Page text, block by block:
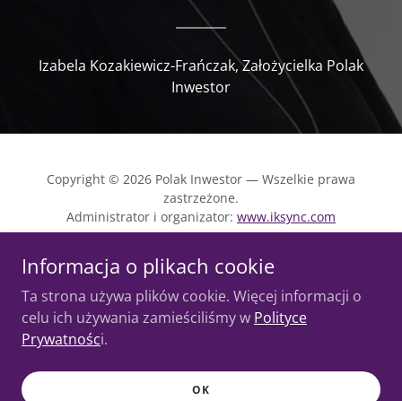
Izabela Kozakiewicz-Frańczak, Założycielka Polak
Inwestor
Copyright © 2026 Polak Inwestor — Wszelkie prawa
zastrzeżone.
Administrator i organizator: www.iksync.com
POLITYKA PRYWATNOŚCI
REGULAMIN STRONY
Informacja o plikach cookie
Ta strona używa plików cookie. Więcej informacji o
celu ich używania zamieściliśmy w Polityce
Prywatności.
OK